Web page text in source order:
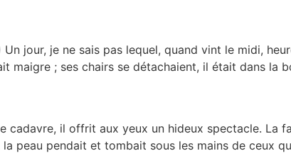
Un jour, je ne sais pas lequel, quand vint le midi,
maigre ; ses chairs se détachaient, il était dans la
cadavre, il offrit aux yeux un hideux spectacle. La
peau pendait et tombait sous les mains de ceux